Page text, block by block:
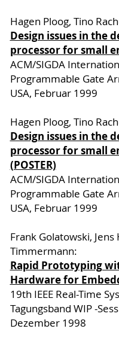
Hagen Ploog, Tino
Design issues in the
processor for small
ACM/SIGDA
Programmable Gate
USA, Februar 1999
Hagen Ploog, Tino
Design issues in the
processor for small
(POSTER)
ACM/SIGDA
Programmable Gate
USA, Februar 1999
Frank Golatowski,
Timmermann:
Rapid Prototyping
Hardware for
19th IEEE Real-Time
Tagungsband WIP -
Dezember 1998